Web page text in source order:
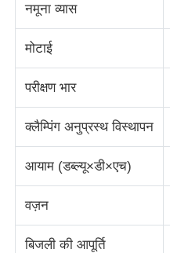
पैकेजिंग परीक्षण उपकरण
चिपकने वाला परीक्षण उपकरण
कपड़ा परीक्षण मशीन
तापमान और आर्द्रता नियंत्रक
नमूना व्यास
मोटाई
परीक्षण भार
क्लैम्पिंग अनुप्रस्थ विस्थापन
आयाम (डब्ल्यू×डी×एच)
वज़न
बिजली की आपूर्ति